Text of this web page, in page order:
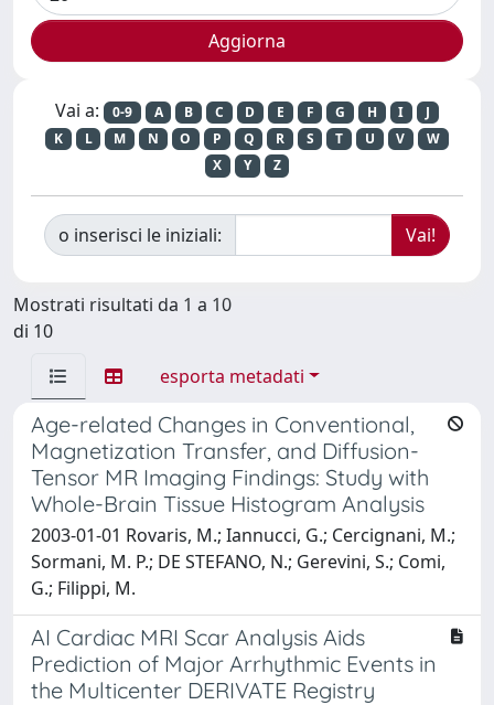
Vai a: 0-9 A B C D E F G H I
J
K
L M N O P Q R S T U V
W
X
Y Z
o inserisci le iniziali:
Mostrati risultati da 1 a 10
di 10
esporta metadati
Age-related Changes in Conventional,
Magnetization Transfer, and Diffusion-
Tensor MR Imaging Findings: Study with
Whole-Brain Tissue Histogram Analysis
2003-01-01 Rovaris, M.; Iannucci, G.; Cercignani, M.;
Sormani, M. P.; DE STEFANO, N.; Gerevini, S.; Comi,
G.; Filippi, M.
AI Cardiac MRI Scar Analysis Aids
Prediction of Major Arrhythmic Events in
the Multicenter DERIVATE Registry